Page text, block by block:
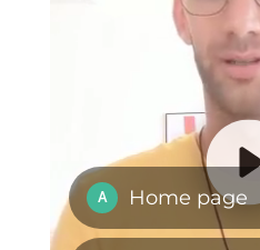
di
usare e si
tua attività,